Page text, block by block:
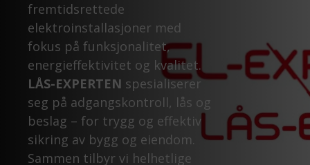
fremtidsrettede
elektroinstallasjoner med
fokus på funksjonalitet,
energieffektivitet og kvalitet.
LÅS-EXPERTEN spesialiserer
seg på adgangskontroll, lås og
beslag – for trygg og effektiv
sikring av bygg og eiendom.
Sammen tilbyr vi helhetlige